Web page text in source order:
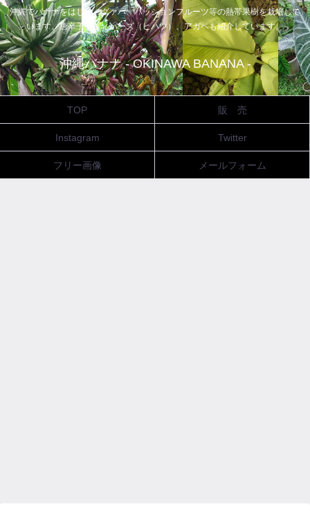
沖縄でバナナをはじめ、グァバ、パッションフルーツ等の熱帯果樹を栽培して
います。唐辛子、ピィパーズ（ヒハツ）、アガベも紹介しています。
沖縄バナナ - OKINAWA BANANA -
TOP 販 売
Instagram Twitter
フリー画像 メールフォーム